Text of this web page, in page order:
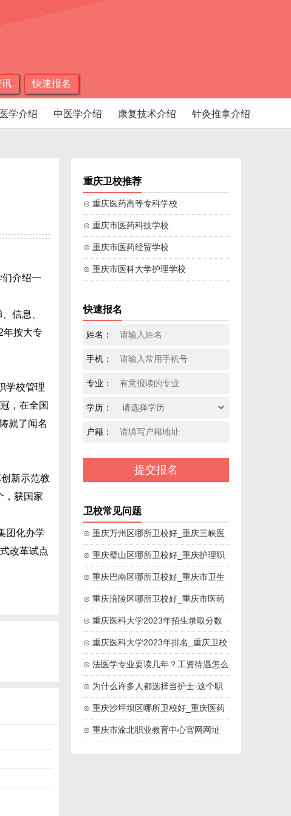
讯 快速报名
学介绍 中医学介绍 康复技术介绍 针灸推拿介绍
介绍一
信息、
年按大专
学校管理
，在全国
就了闻名
新示范教
，获国家
团化办学
改革试点
重庆卫校推荐
⊙ 重庆医药高等专科学校
⊙ 重庆市医药科技学校
⊙ 重庆市医药经贸学校
⊙ 重庆市医科大学护理学校
快速报名
姓名：
手机：
专业：
学历：
户籍：
卫校常见问题
⊙ 重庆万州区哪所卫校好_重庆三峡医
药高等专科院校
⊙ 重庆璧山区哪所卫校好_重庆护理职
业学院
⊙ 重庆巴南区哪所卫校好_重庆市卫生
技工学校
⊙ 重庆涪陵区哪所卫校好_重庆市医药
卫生学校
⊙ 重庆医科大学2023年招生录取分数
线
⊙ 重庆医科大学2023年排名_重庆卫校
排名
⊙ 法医学专业要读几年？工资待遇怎么
样？
⊙ 为什么许多人都选择当护士-这个职
业好吗
⊙ 重庆沙坪坝区哪所卫校好_重庆医药
高等专科学校
⊙ 重庆市渝北职业教育中心官网网址